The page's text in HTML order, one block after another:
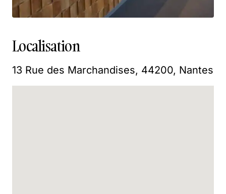
Localisation
13 Rue des Marchandises, 44200, Nantes